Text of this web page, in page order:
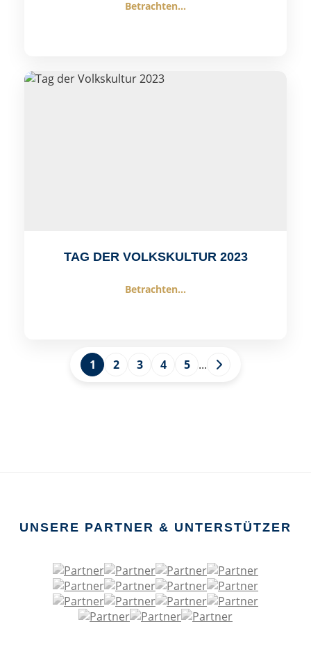
Betrachten...
TAG DER VOLKSKULTUR 2023
Betrachten...
1 2 3 4 5 ...
UNSERE PARTNER & UNTERSTÜTZER